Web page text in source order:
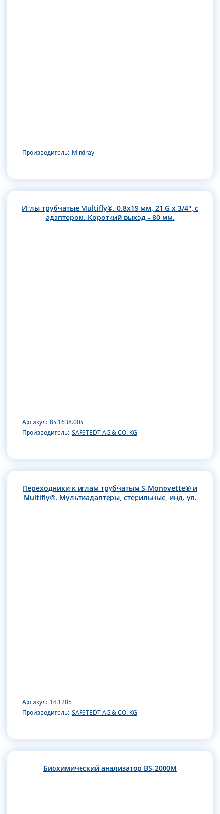
Производитель: Mindray
Иглы трубчатые Multifly®. 0.8х19 мм, 21 G x 3/4", с
адаптером. Короткий выход - 80 мм.
Артикул: 85.1638.005
Производитель: SARSTEDT AG & CO. KG
Переходники к иглам трубчатым S-Monovette® и
Multifly®. Мультиадаптеры, стерильные, инд. уп.
Артикул: 14.1205
Производитель: SARSTEDT AG & CO. KG
Биохимический анализатор BS-2000M